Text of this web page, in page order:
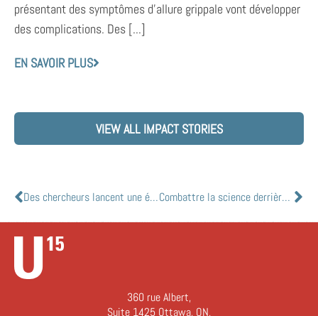
présentant des symptômes d’allure grippale vont développer
des complications. Des [...]
EN SAVOIR PLUS
VIEW ALL IMPACT STORIES
Des chercheurs lancent une étude sur l’absorption et l’efficacité du vaccin contre la COVID-19 dans les populations urbaines vulnérables Combattre la science derrière les effets à long terme de la COVID-19
360 rue Albert,
Suite 1425 Ottawa, ON,